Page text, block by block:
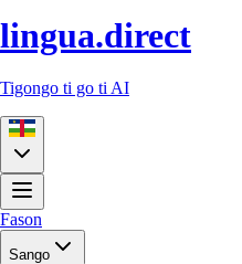
lingua.direct
Tigongo ti go ti AI
Fason
Sango